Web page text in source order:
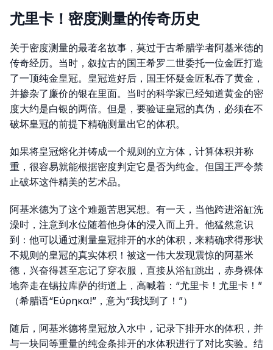
尤里卡！密度测量的传奇历史
关于密度测量的最著名故事，莫过于古希腊学者阿基米德的
传奇经历。当时，叙拉古的国王希罗二世委托一位金匠打造
了一顶纯金皇冠。皇冠造好后，国王怀疑金匠私吞了黄金，
并掺杂了廉价的银在里面。当时的科学家已经知道黄金的密
度大约是白银的两倍。但是，要验证皇冠的真伪，必须在不
破坏皇冠的前提下精确测量出它的体积。
如果将皇冠熔化并铸成一个规则的立方体，计算体积并称
重，很容易就能根据密度判定它是否为纯金。但国王严令禁
止破坏这件精美的艺术品。
阿基米德为了这个难题苦思冥想。有一天，当他跨进浴缸洗
澡时，注意到水位随着他身体的浸入而上升。他猛然意识
到：他可以通过测量皇冠排开的水的体积，来精确求得形状
不规则的皇冠的真实体积！被这一伟大发现震惊的阿基米
德，兴奋得甚至忘记了穿衣服，直接从浴缸跳出，赤身裸体
地奔走在锡拉库萨的街道上，高喊着：“尤里卡！尤里卡！”
（希腊语“Εύρηκα!”，意为“我找到了！”）
随后，阿基米德将皇冠放入水中，记录下排开水的体积，并
与一块同等重量的纯金条排开的水体积进行了对比实验。结